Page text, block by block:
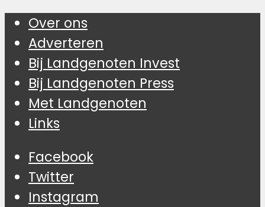
Over ons
Adverteren
Bij Landgenoten Invest
Bij Landgenoten Press
Met Landgenoten
Links
Facebook
Twitter
Instagram